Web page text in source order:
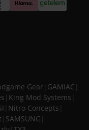
Gear GAMIAC
King Mod Systems
Nitro Concepts
SAMSUNG